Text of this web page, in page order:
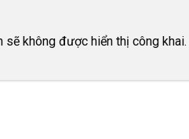
sẽ không được hiển thị công khai.